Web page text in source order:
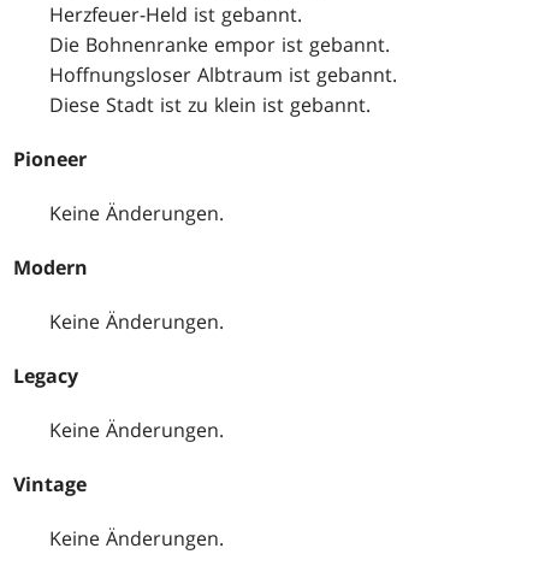
Herzfeuer-Held ist gebannt.
Die Bohnenranke empor ist gebannt.
Hoffnungsloser Albtraum ist gebannt.
Diese Stadt ist zu klein ist gebannt.
Pioneer
Keine Änderungen.
Modern
Keine Änderungen.
Legacy
Keine Änderungen.
Vintage
Keine Änderungen.